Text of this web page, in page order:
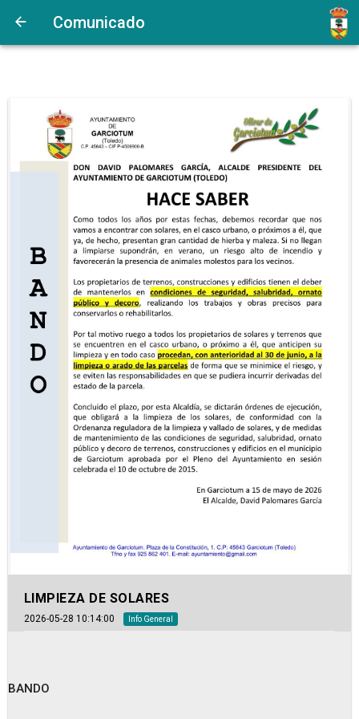
Comunicado
LIMPIEZA DE SOLARES
2026-05-28 10:14:00 Info General
BANDO